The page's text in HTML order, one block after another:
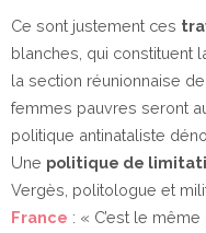
Ce sont justement ces
blanches, qui constituent
la section réunionnaise
femmes pauvres seront
politique antinataliste
Une politique de
Vergès, politologue et
France : « C’est le